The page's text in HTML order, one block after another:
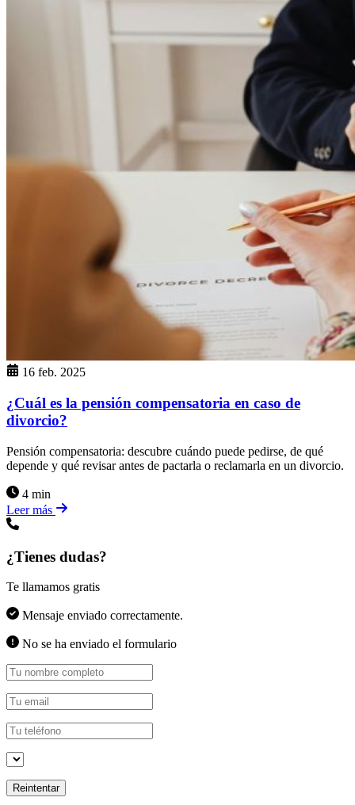
16 feb. 2025
¿Cuál es la pensión compensatoria en caso de
divorcio?
Pensión compensatoria: descubre cuándo puede pedirse, de qué
depende y qué revisar antes de pactarla o reclamarla en un divorcio.
4 min
Leer más
¿Tienes dudas?
Te llamamos gratis
Mensaje enviado correctamente.
No se ha enviado el formulario
Reintentar